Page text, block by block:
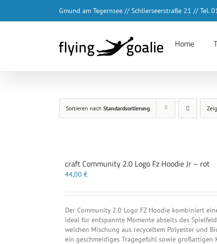
springen
Gmund am Tegernsee // Schlierseerstraße 21 // Tel.
Home
Sortieren nach Standardsortierung
craft Community 2.0 Logo Fz Hoodie Jr – rot
44,00€
Der Community 2.0 Logo FZ Hoodie kombiniert
ideal für entspannte Momente abseits des
weichen Mischung aus recyceltem Polyester und
ein geschmeidiges Tragegefühl sowie